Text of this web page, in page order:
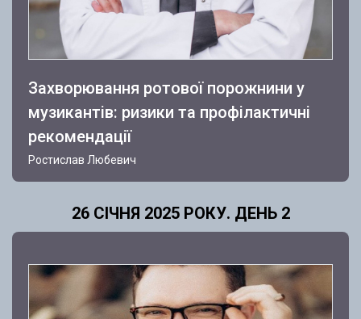
Захворювання ротової порожнини у
музикантів: ризики та профілактичні
рекомендації
Ростислав Любевич
26 СІЧНЯ 2025 РОКУ. ДЕНЬ 2